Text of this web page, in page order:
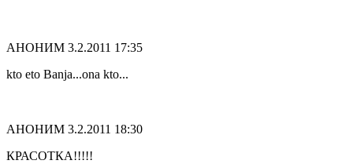
АНОНИМ 3.2.2011 17:35
kto eto Banja...ona kto...
АНОНИМ 3.2.2011 18:30
КРАСОТКА!!!!!